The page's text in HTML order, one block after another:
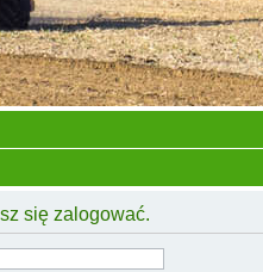
się zalogować.